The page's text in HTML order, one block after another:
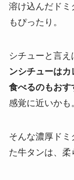
溶け込んだドミ
もぴったり。
シチューと言え
ンシチューは
食べるのもおす
感覚に近いかも
そんな濃厚ド
た牛タンは、柔